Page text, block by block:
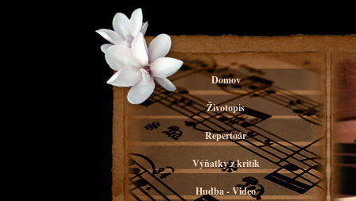
Domov
Životopis
Repertoár
Výňatky z kritík
Hudba - Video